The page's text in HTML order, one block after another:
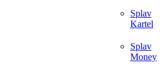
Splav
Kartel
Splav
Money